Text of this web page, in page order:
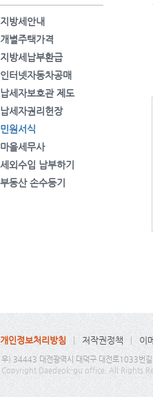
지방세안내
개별주택가격
지방세납부환급
인터넷자동차공매
납세자보호관 제도
납세자권리헌장
민원서식
마을세무사
세외수입 납부하기
부동산 손수등기
개인정보처리방침 저작권정책 이
우) 34443 대전광역시 대덕구 대전로1033
Copyright Daedeok-gu office. All Rights